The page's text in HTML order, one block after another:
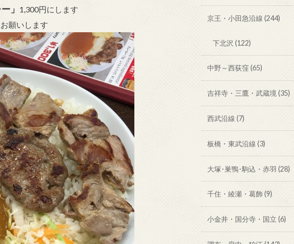
」 1,300円にします
願いします
京王・小田急沿線 (244)
下北沢(122)
中野～西荻窪 (65)
吉祥寺・三鷹・武蔵境 (35)
西武沿線 (7)
板橋・東武沿線 (3)
大塚･巣鴨･駒込・赤羽 (28)
千住・綾瀬・葛飾(9)
小金井・国分寺・国立 (6)